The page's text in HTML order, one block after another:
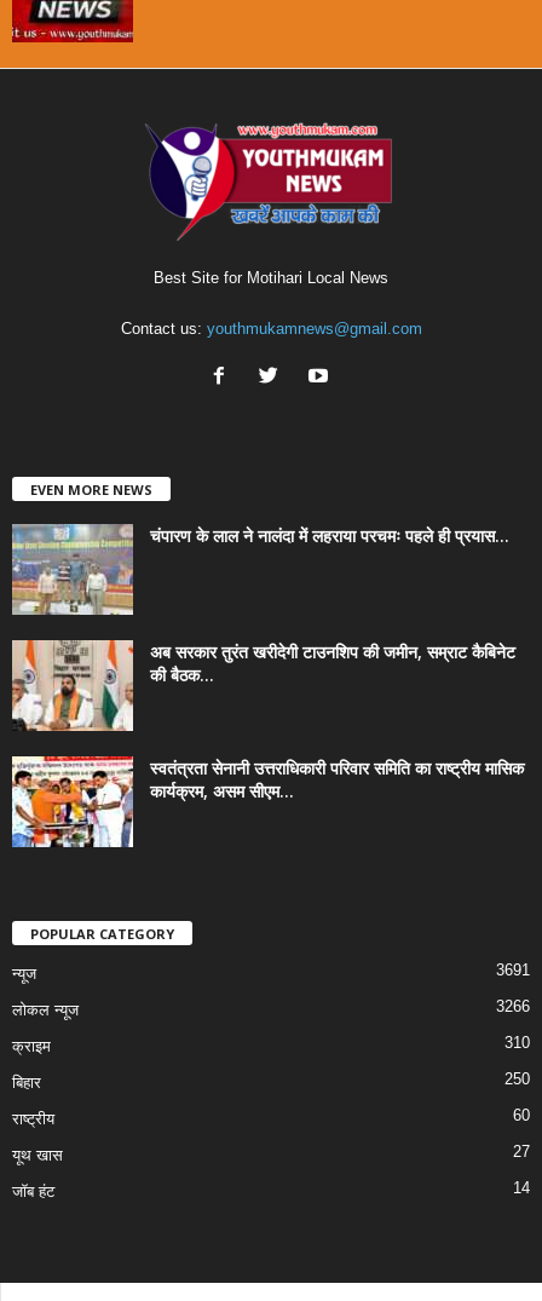
Best Site for Motihari Local News
Contact us: youthmukamnews@gmail.com
EVEN MORE NEWS
चंपारण के लाल ने नालंदा में लहराया परचमः पहले ही प्रयास...
अब सरकार तुरंत खरीदेगी टाउनशिप की जमीन, सम्राट कैबिनेट
की बैठक...
स्वतंत्रता सेनानी उत्तराधिकारी परिवार समिति का राष्ट्रीय मासिक
कार्यक्रम, असम सीएम...
POPULAR CATEGORY
न्यूज 3691
लोकल न्यूज 3266
क्राइम 310
बिहार 250
राष्ट्रीय 60
यूथ खास 27
जॉब हंट 14